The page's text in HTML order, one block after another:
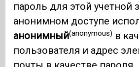
пароль для этой учетной
анонимном доступе
анонимный(anonymous) в
пользователя и адрес